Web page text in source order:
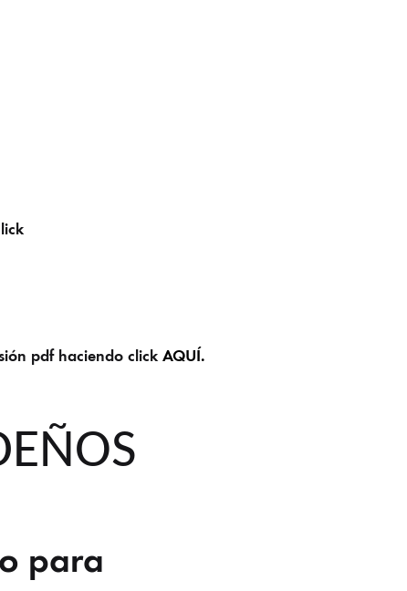
pdf haciendo click AQUÍ.
para